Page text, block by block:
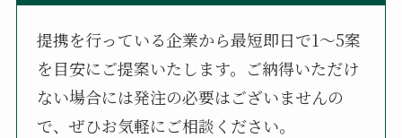
提携を行っている企業から最短即日で1〜5案
を目安にご提案いたします。ご納得いただけ
ない場合には発注の必要はございませんの
で、ぜひお気軽にご相談ください。